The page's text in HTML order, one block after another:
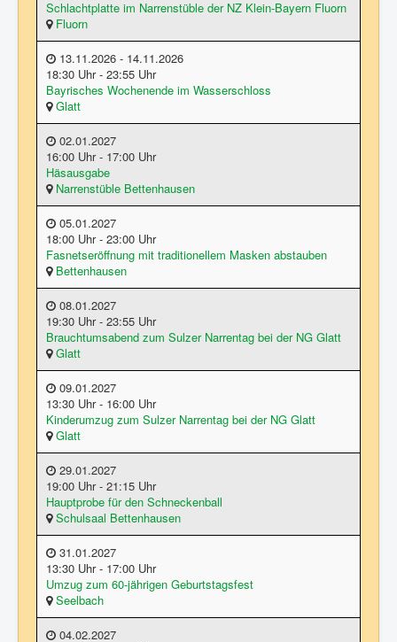
Schlachtplatte im Narrenstüble der NZ Klein-Bayern Fluorn
Fluorn
13.11.2026 - 14.11.2026
18:30 Uhr - 23:55 Uhr
Bayrisches Wochenende im Wasserschloss
Glatt
02.01.2027
16:00 Uhr - 17:00 Uhr
Häsausgabe
Narrenstüble Bettenhausen
05.01.2027
18:00 Uhr - 23:00 Uhr
Fasnetseröffnung mit traditionellem Masken abstauben
Bettenhausen
08.01.2027
19:30 Uhr - 23:55 Uhr
Brauchtumsabend zum Sulzer Narrentag bei der NG Glatt
Glatt
09.01.2027
13:30 Uhr - 16:00 Uhr
Kinderumzug zum Sulzer Narrentag bei der NG Glatt
Glatt
29.01.2027
19:00 Uhr - 21:15 Uhr
Hauptprobe für den Schneckenball
Schulsaal Bettenhausen
31.01.2027
13:30 Uhr - 17:00 Uhr
Umzug zum 60-jährigen Geburtstagsfest
Seelbach
04.02.2027